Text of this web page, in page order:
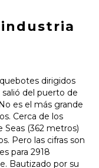
industria
dirigidos
del puerto de
es el más grande
Cerca de los
(362 metros)
Pero las cifras son
para 2918
Bautizado por su